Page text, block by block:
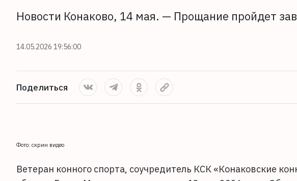
Новости Конаково, 14 мая. — Прощание пройдет
14.05.2026 19:56:00
Поделиться
Фото: скрин видео
Ветеран конного спорта, соучредитель КСК «Конаковские